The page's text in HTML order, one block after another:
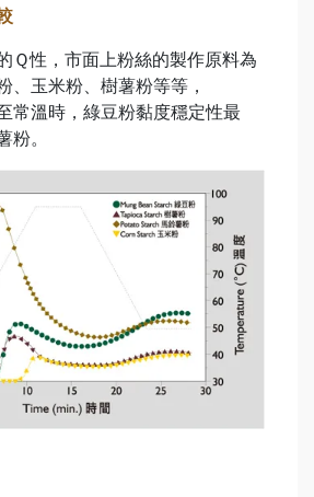
Ｑ性，市面上粉絲的製作原料為
、玉米粉、樹薯粉等等，
常溫時，綠豆粉黏度穩定性最
粉。